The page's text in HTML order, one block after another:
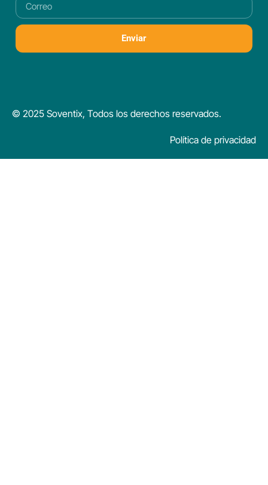
Enviar
© 2025 Soventix, Todos los derechos reservados.
Política de privacidad